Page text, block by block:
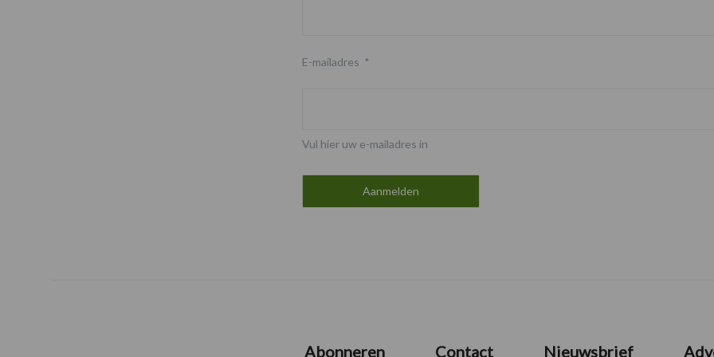
E-mailadres *
Vul hier uw e-mailadres in
Abonneren Contact Nieuwsbrief